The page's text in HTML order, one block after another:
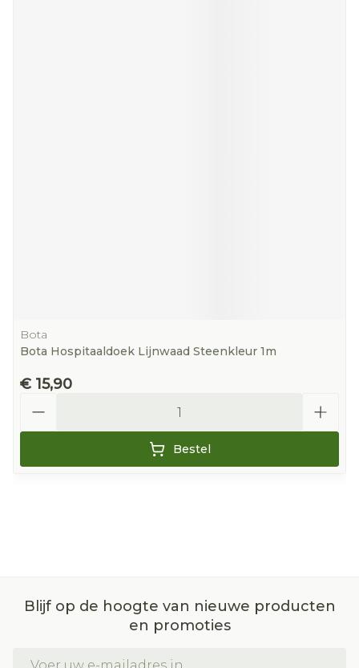
Bota
Bota Hospitaaldoek Lijnwaad Steenkleur 1m
€ 15,90
Bestel
Blijf op de hoogte van nieuwe producten
en promoties